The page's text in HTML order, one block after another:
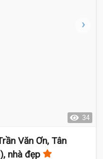
34
Văn Ơn, Tân
nhà đẹp